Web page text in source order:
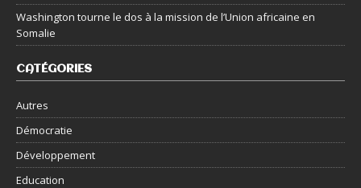
Washington tourne le dos à la mission de l’Union africaine en
Somalie
CATÉGORIES
Autres
Démocratie
Développement
Education